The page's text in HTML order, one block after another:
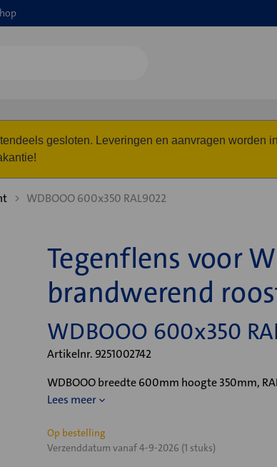
gesloten. Leveringen en aanvragen worden
WDBOOO 600x350 RAL9022
Tegenflens voor
brandwerend
WDBOOO 600x350
Artikelnr. 9251002742
WDBOOO breedte 600mm hoogte 350mm,
Lees meer
Huidige
voorraad:
Op bestelling
Verzenddatum vanaf 4-9-2026 (1 stuks)